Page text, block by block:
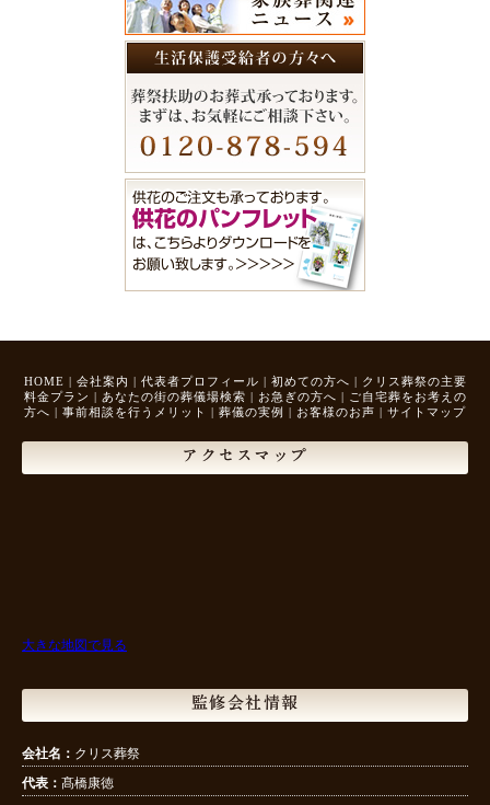
HOME | 会社案内 | 代表者プロフィール | 初めての方へ | クリス葬祭の主要
料金プラン | あなたの街の葬儀場検索 | お急ぎの方へ | ご自宅葬をお考えの
方へ | 事前相談を行うメリット | 葬儀の実例 | お客様のお声 | サイトマップ
アクセスマップ
大きな地図で見る
監修会社情報
会社名： クリス葬祭
代表： 髙橋康徳